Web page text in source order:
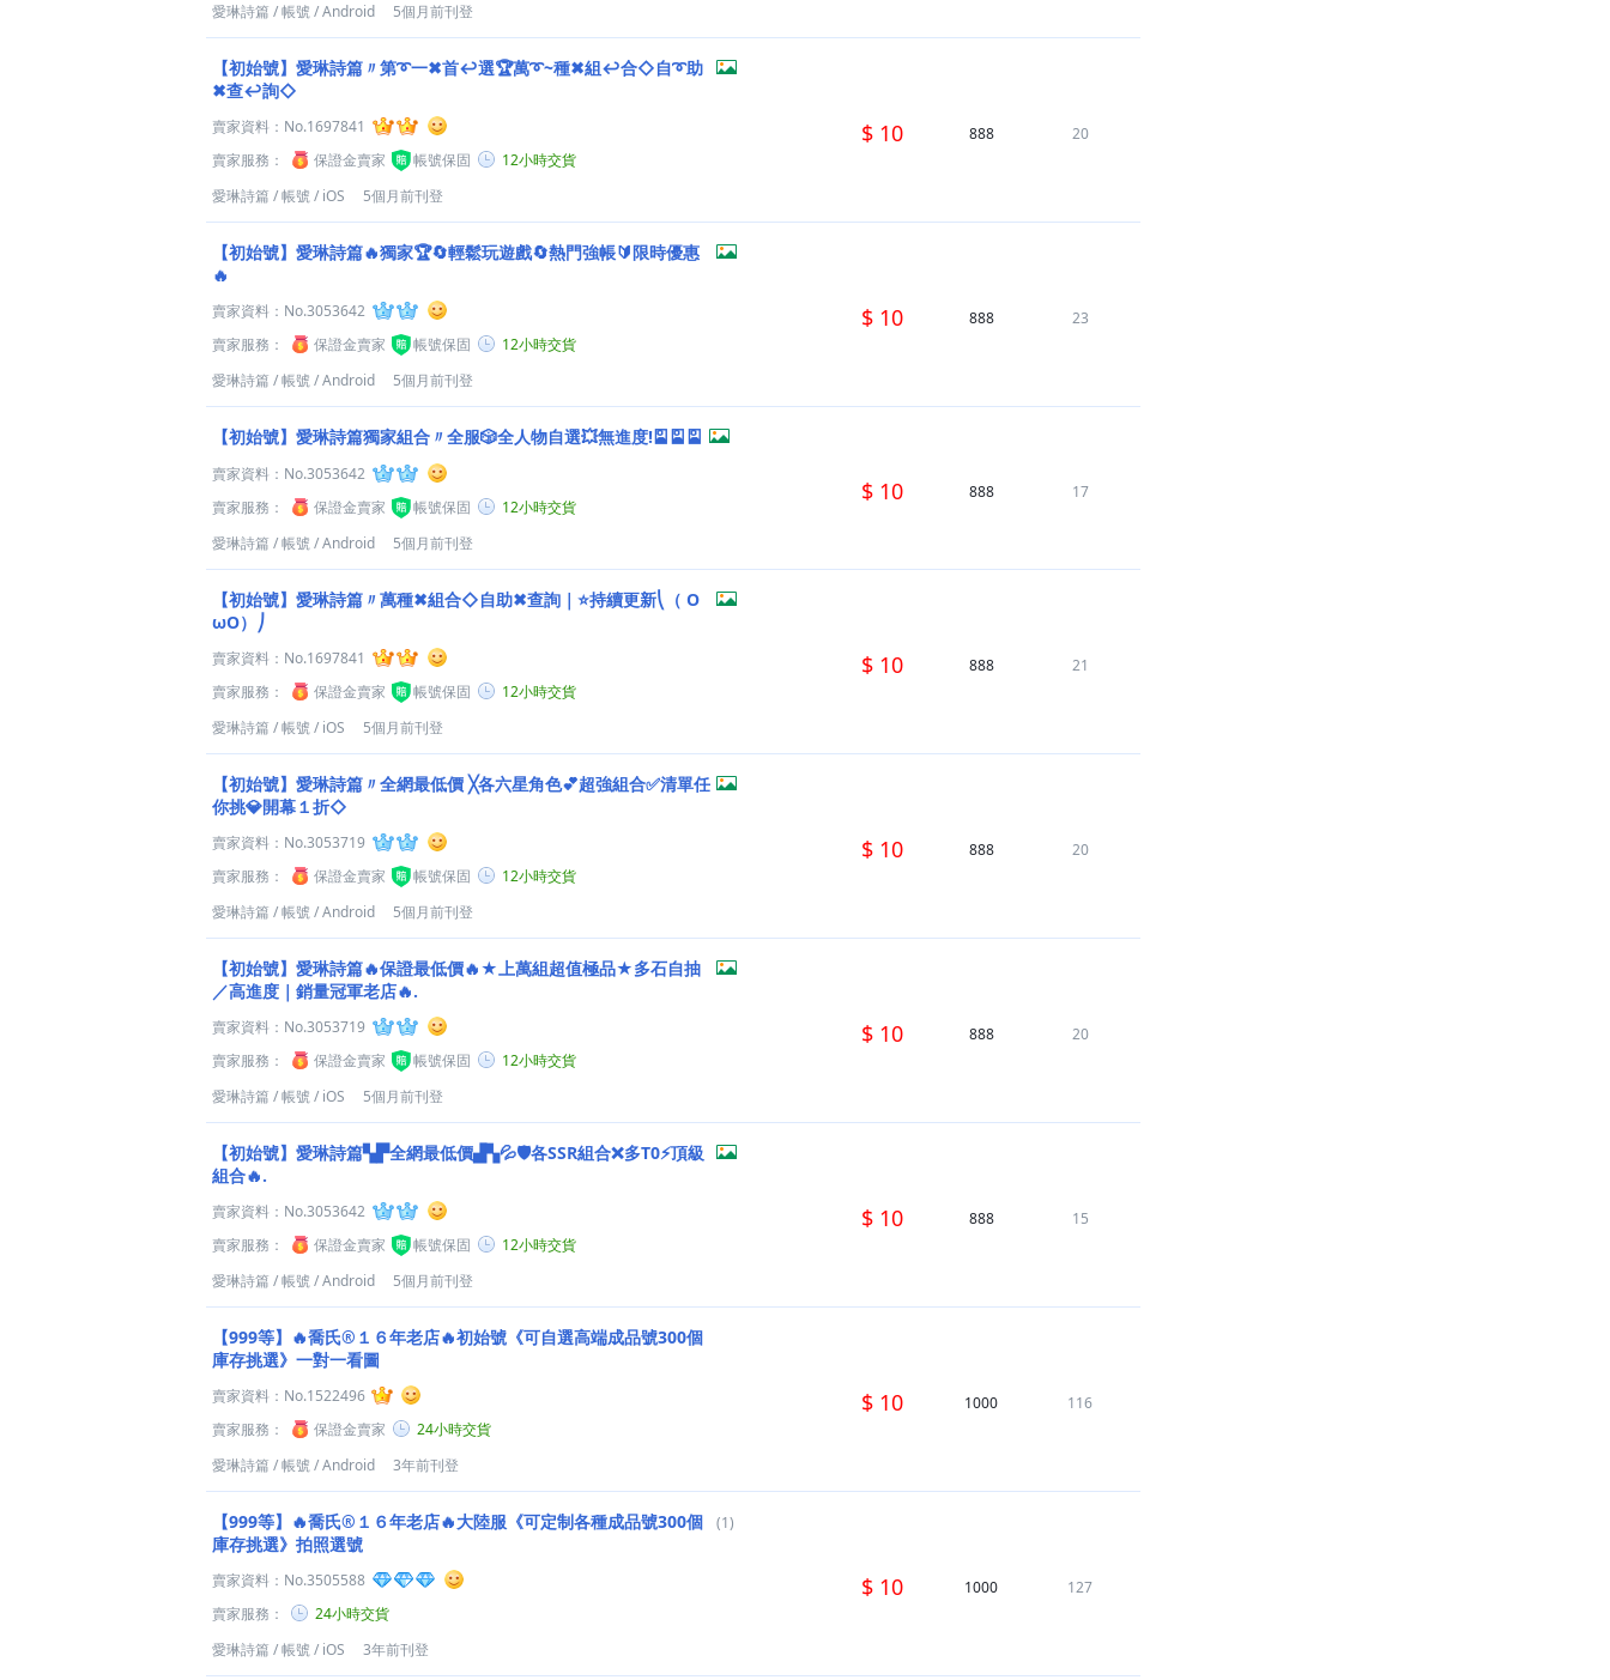
愛琳詩篇 /帳號/Android 5個月前刊登
【初始號】愛琳詩篇〃第➰一✖首↩選🏆萬➰~種✖組↩合◇自➰助
✖查↩詢◇
賣家資料： No.1697841
賣家服務：
保證金賣家 帳號保固
12小時交貨
愛琳詩篇 /帳號/ iOS 5個月前刊登
$ 10 888 20
【初始號】愛琳詩篇🔥獨家🏆🔄輕鬆玩遊戲🔄熱門強帳🔰限時優惠
🔥
賣家資料： No.3053642
賣家服務：
保證金賣家 帳號保固
12小時交貨
愛琳詩篇 /帳號/Android 5個月前刊登
$ 10 888 23
【初始號】愛琳詩篇獨家組合〃全服🎲全人物自選💥無進度!🎴🎴🎴
賣家資料： No.3053642
賣家服務：
保證金賣家 帳號保固
12小時交貨
愛琳詩篇 /帳號/Android 5個月前刊登
$ 10 888 17
【初始號】愛琳詩篇〃萬種✖組合◇自助✖查詢｜⭐持續更新⎝（ O
ωO）⎠
賣家資料： No.1697841
賣家服務：
保證金賣家 帳號保固
12小時交貨
愛琳詩篇 /帳號/ iOS 5個月前刊登
$ 10 888 21
【初始號】愛琳詩篇〃全網最低價 ╳各六星角色💕超強組合✅清單任
你挑💎開幕１折◇
賣家資料： No.3053719
賣家服務：
保證金賣家 帳號保固
12小時交貨
愛琳詩篇 /帳號/Android 5個月前刊登
$ 10 888 20
【初始號】愛琳詩篇🔥保證最低價🔥★上萬組超值極品★多石自抽
／高進度｜銷量冠軍老店🔥.
賣家資料： No.3053719
賣家服務：
保證金賣家 帳號保固
12小時交貨
愛琳詩篇 /帳號/ iOS 5個月前刊登
$ 10 888 20
【初始號】愛琳詩篇▚▛全網最低價▟▚💦🛡️各SSR組合❌多T0⚡頂級
組合🔥.
賣家資料： No.3053642
賣家服務：
保證金賣家 帳號保固
12小時交貨
愛琳詩篇 /帳號/Android 5個月前刊登
$ 10 888 15
【999等】🔥喬氏®１６年老店🔥初始號《可自選高端成品號300個
庫存挑選》一對一看圖
賣家資料： No.1522496
賣家服務：
保證金賣家
24小時交貨
愛琳詩篇 /帳號/Android 3年前刊登
$ 10 1000 116
【999等】🔥喬氏®１６年老店🔥大陸服《可定制各種成品號300個
庫存挑選》拍照選號
(1)
賣家資料： No.3505588
賣家服務：
24小時交貨
愛琳詩篇 /帳號/ iOS 3年前刊登
$ 10 1000 127